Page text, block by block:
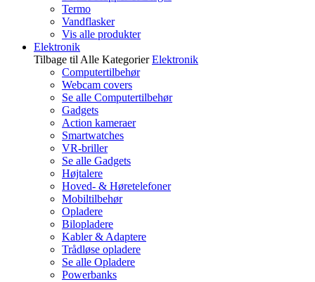
Termo
Vandflasker
Vis alle produkter
Elektronik
Tilbage til Alle Kategorier Elektronik
Computertilbehør
Webcam covers
Se alle Computertilbehør
Gadgets
Action kameraer
Smartwatches
VR-briller
Se alle Gadgets
Højtalere
Hoved- & Høretelefoner
Mobiltilbehør
Opladere
Bilopladere
Kabler & Adaptere
Trådløse opladere
Se alle Opladere
Powerbanks